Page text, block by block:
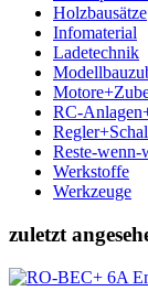
Holzbausätze
Infomaterial
Ladetechnik
RC-
Reste-wenn-
Werkstoffe
Werkzeuge
zuletzt